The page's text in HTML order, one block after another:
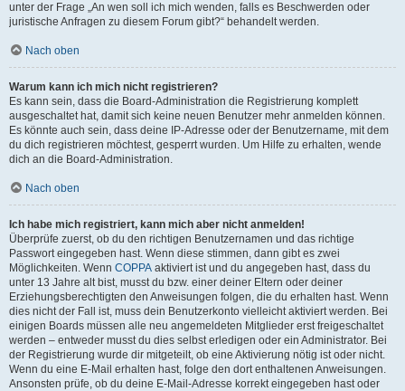
unter der Frage „An wen soll ich mich wenden, falls es Beschwerden oder
juristische Anfragen zu diesem Forum gibt?“ behandelt werden.
Nach oben
Warum kann ich mich nicht registrieren?
Es kann sein, dass die Board-Administration die Registrierung komplett
ausgeschaltet hat, damit sich keine neuen Benutzer mehr anmelden können.
Es könnte auch sein, dass deine IP-Adresse oder der Benutzername, mit dem
du dich registrieren möchtest, gesperrt wurden. Um Hilfe zu erhalten, wende
dich an die Board-Administration.
Nach oben
Ich habe mich registriert, kann mich aber nicht anmelden!
Überprüfe zuerst, ob du den richtigen Benutzernamen und das richtige
Passwort eingegeben hast. Wenn diese stimmen, dann gibt es zwei
Möglichkeiten. Wenn COPPA aktiviert ist und du angegeben hast, dass du
unter 13 Jahre alt bist, musst du bzw. einer deiner Eltern oder deiner
Erziehungsberechtigten den Anweisungen folgen, die du erhalten hast. Wenn
dies nicht der Fall ist, muss dein Benutzerkonto vielleicht aktiviert werden. Bei
einigen Boards müssen alle neu angemeldeten Mitglieder erst freigeschaltet
werden – entweder musst du dies selbst erledigen oder ein Administrator. Bei
der Registrierung wurde dir mitgeteilt, ob eine Aktivierung nötig ist oder nicht.
Wenn du eine E-Mail erhalten hast, folge den dort enthaltenen Anweisungen.
Ansonsten prüfe, ob du deine E-Mail-Adresse korrekt eingegeben hast oder